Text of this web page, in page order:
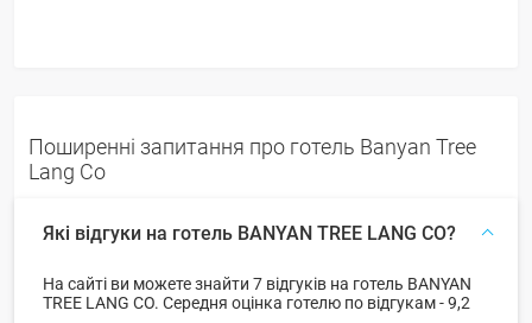
Поширенні запитання про готель Banyan Tree
Lang Co
Які відгуки на готель BANYAN TREE LANG CO?
На сайті ви можете знайти 7 відгуків на готель BANYAN
TREE LANG CO. Середня оцінка готелю по відгукам - 9,2